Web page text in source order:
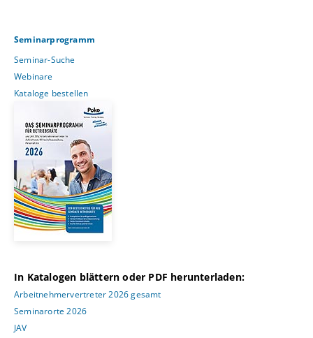
Seminarprogramm
Seminar-Suche
Webinare
Kataloge bestellen
In Katalogen blättern oder PDF herunterladen:
Arbeitnehmervertreter 2026 gesamt
Seminarorte 2026
JAV